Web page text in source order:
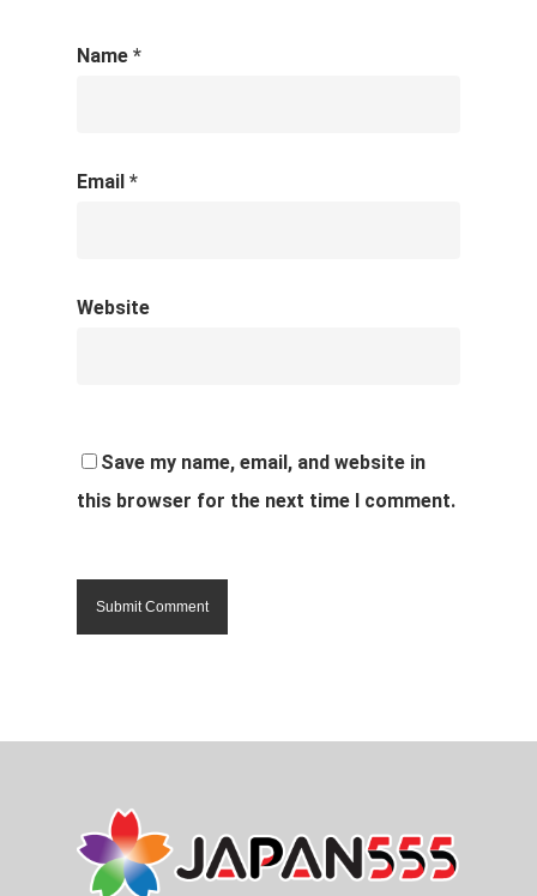
Name *
Email *
Website
Save my name, email, and website in
this browser for the next time I comment.